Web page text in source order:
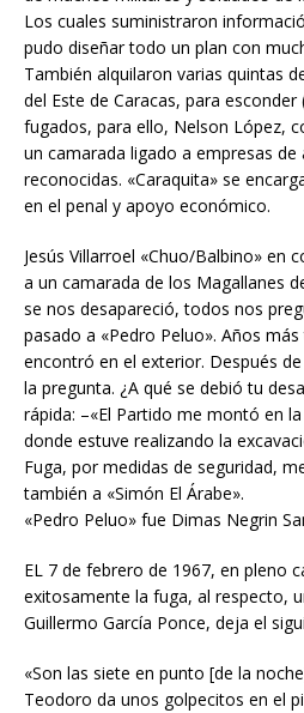
Los cuales suministraron
pudo diseñar todo un plan con
También alquilaron varias quintas
del Este de Caracas, para
fugados, para ello, Nelson López,
un camarada ligado a empresas
reconocidas. «Caraquita» se
en el penal y apoyo económico.
Jesús Villarroel «Chuo/Balbino» en
a un camarada de los Magallanes
se nos desapareció, todos nos
pasado a «Pedro Peluo». Años
encontró en el exterior. Después
la pregunta. ¿A qué se debió tu
rápida: –«El Partido me montó en
donde estuve realizando la
Fuga, por medidas de seguridad,
también a «Simón El Árabe».
«Pedro Peluo» fue Dimas Negrin
EL 7 de febrero de 1967, en pleno
exitosamente la fuga, al respecto,
Guillermo García Ponce, deja el
«Son las siete en punto [de la
Teodoro da unos golpecitos en el